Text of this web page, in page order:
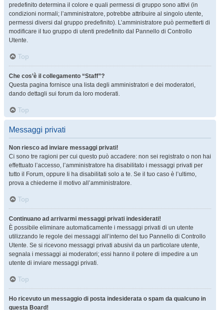
predefinito determina il colore e quali permessi di gruppo sono attivi (in
condizioni normali; l’amministratore, potrebbe attribuire al singolo utente,
permessi diversi dal gruppo predefinito). L’amministratore può permetterti di
modificare il tuo gruppo di utenti predefinito dal Pannello di Controllo
Utente.
Top
Che cos’è il collegamento “Staff”?
Questa pagina fornisce una lista degli amministratori e dei moderatori,
dando dettagli sui forum da loro moderati.
Top
Messaggi privati
Non riesco ad inviare messaggi privati!
Ci sono tre ragioni per cui questo può accadere: non sei registrato o non hai
effettuato l’accesso, l’amministratore ha disabilitato i messaggi privati per
tutto il Forum, oppure li ha disabilitati solo a te. Se il tuo caso è l’ultimo,
prova a chiederne il motivo all’amministratore.
Top
Continuano ad arrivarmi messaggi privati indesiderati!
È possibile eliminare automaticamente i messaggi privati ​​di un utente
utilizzando le regole dei messaggi all’interno del tuo Pannello di Controllo
Utente. Se si ricevono messaggi privati ​​abusivi da un particolare utente,
segnala i messaggi ai moderatori; essi hanno il potere di impedire a un
utente di inviare messaggi privati​​.
Top
Ho ricevuto un messaggio di posta indesiderata o spam da qualcuno in
questa Board!